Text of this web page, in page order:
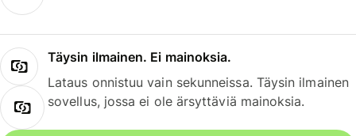
Täysin ilmainen. Ei mainoksia.
Lataus onnistuu vain sekunneissa. Täysin ilmainen
sovellus, jossa ei ole ärsyttäviä mainoksia.